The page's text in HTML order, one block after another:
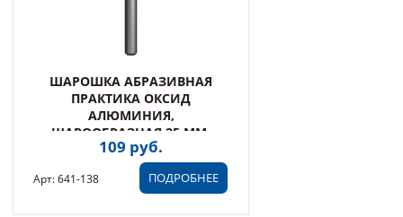
ШАРОШКА АБРАЗИВНАЯ
ПРАКТИКА ОКСИД
АЛЮМИНИЯ,
ШАРООБРАЗНАЯ 25 ММ,
ХВОСТ 6 ММ, БЛИСТЕР (641-
138)
109 руб.
ПОДРОБНЕЕ
Арт: 641-138